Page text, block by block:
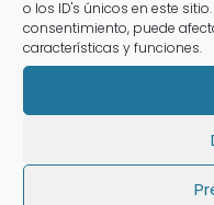
o los ID's únicos en este
consentimiento, puede
características y funciones.
por desempleo
que se hayan
mínimos.
Por lo tanto,
justificado por
trabajador